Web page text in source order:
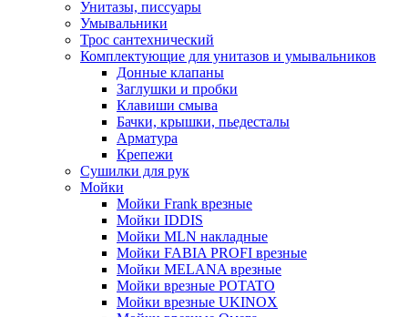
Унитазы, писсуары
Умывальники
Трос сантехнический
Комплектующие для унитазов и умывальников
Донные клапаны
Заглушки и пробки
Клавиши смыва
Бачки, крышки, пьедесталы
Арматура
Крепежи
Сушилки для рук
Мойки
Мойки Frank врезные
Мойки IDDIS
Мойки MLN накладные
Мойки FABIA PROFI врезные
Мойки MELANA врезные
Мойки врезные POTATO
Мойки врезные UKINOX